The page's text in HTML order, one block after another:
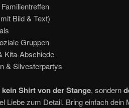
Bild & Text)
Gruppen
Kita-Abschiede
& Silvesterpartys
kein Shirt von der Stange, sondern
Liebe zum Detail. Bring einfach dein